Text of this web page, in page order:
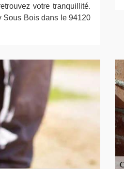
votre tranquillité.
Sous Bois dans le 94120